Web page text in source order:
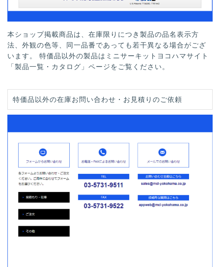
本ショップ掲載商品は、在庫限りにつき製品の品名表示方
法、外観の色等、同一品番であっても若干異なる場合がござ
います。 特価品以外の製品はミニサーキットヨコハマサイト
「製品一覧・カタログ」ページをご覧ください。
特価品以外の在庫お問い合わせ・お見積りのご依頼